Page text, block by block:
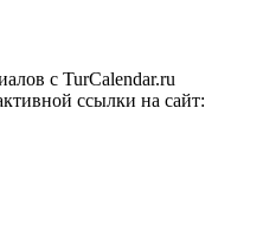
c TurCalendar.ru
ссылки на сайт: